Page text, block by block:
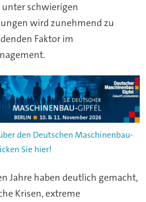
schwierigen
wird zunehmend zu
Faktor im
den Deutschen Maschinenbau-
Sie hier!
Jahre haben deutlich gemacht,
Krisen, extreme